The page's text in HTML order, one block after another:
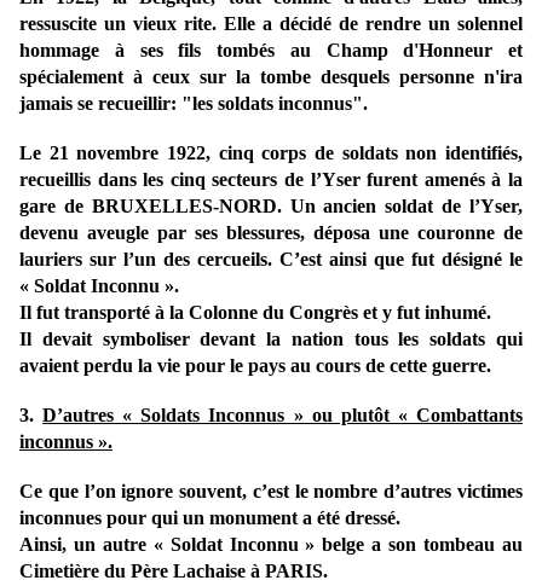
ressuscite un vieux rite. Elle a décidé de rendre un solennel
hommage à ses fils tombés au Champ d'Honneur et
spécialement à ceux sur la tombe desquels personne n'ira
jamais se recueillir: "les soldats inconnus".
Le 21 novembre 1922, cinq corps de soldats non identifiés,
recueillis dans les cinq secteurs de l’Yser furent amenés à la
gare de BRUXELLES-NORD. Un ancien soldat de l’Yser,
devenu aveugle par ses blessures, déposa une couronne de
lauriers sur l’un des cercueils. C’est ainsi que fut désigné le
« Soldat Inconnu ».
Il fut transporté à la Colonne du Congrès et y fut inhumé.
Il devait symboliser devant la nation tous les soldats qui
avaient perdu la vie pour le pays au cours de cette guerre.
3.D’autres « Soldats Inconnus » ou plutôt « Combattants
inconnus ».
Ce que l’on ignore souvent, c’est le nombre d’autres victimes
inconnues pour qui un monument a été dressé.
Ainsi, un autre « Soldat Inconnu » belge a son tombeau au
Cimetière du Père Lachaise à PARIS.